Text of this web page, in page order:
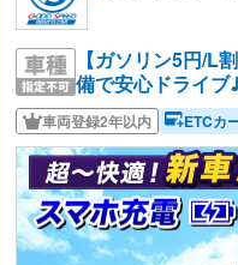
【ガソリン5円/L
備で安心ドライブ
車両登録2年以内 ETCカ